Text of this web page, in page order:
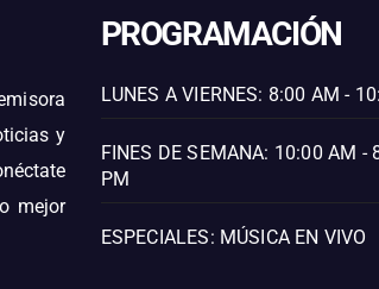
y
mejor
PROGRAMACIÓN
LUNES A VIERNES: 8:00 AM -
FINES DE SEMANA: 10:00 AM -
PM
ESPECIALES: MÚSICA EN VIVO